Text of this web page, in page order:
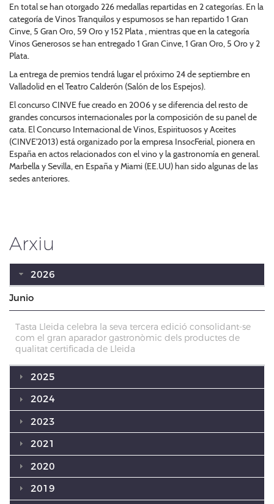
En total se han otorgado 226 medallas repartidas en 2 categorías. En la
categoría de Vinos Tranquilos y espumosos se han repartido 1 Gran
Cinve, 5 Gran Oro, 59 Oro y 152 Plata , mientras que en la categoría
Vinos Generosos se han entregado 1 Gran Cinve, 1 Gran Oro, 5 Oro y 2
Plata.
La entrega de premios tendrá lugar el próximo 24 de septiembre en
Valladolid en el Teatro Calderón (Salón de los Espejos).
El concurso CINVE fue creado en 2006 y se diferencia del resto de
grandes concursos internacionales por la composición de su panel de
cata. El Concurso Internacional de Vinos, Espirituosos y Aceites
(CINVE'2013) está organizado por la empresa InsocFerial, pionera en
España en actos relacionados con el vino y la gastronomía en general.
Marbella y Sevilla, en España y Miami (EE.UU) han sido algunas de las
sedes anteriores.
Arxiu
2026
Junio
Tasta Lleida celebra la seva tercera edició consolidant-se
com el gran aparador gastronòmic dels productes de
qualitat certificada de Lleida
2025
2024
2023
2021
2020
2019